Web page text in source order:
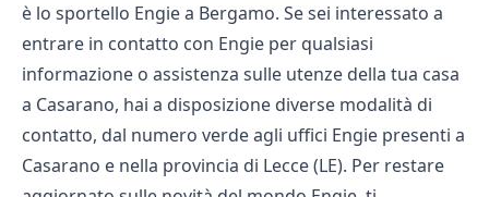
è lo sportello Engie a Bergamo. Se sei interessato a
entrare in contatto con Engie per qualsiasi
informazione o assistenza sulle utenze della tua casa
a Casarano, hai a disposizione diverse modalità di
contatto, dal numero verde agli uffici Engie presenti a
Casarano e nella provincia di Lecce (LE). Per restare